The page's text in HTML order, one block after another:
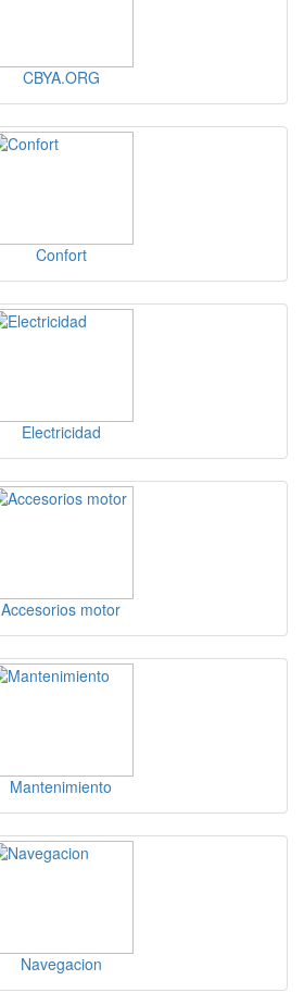
CBYA.ORG
Confort
Electricidad
Accesorios motor
Mantenimiento
Navegacion